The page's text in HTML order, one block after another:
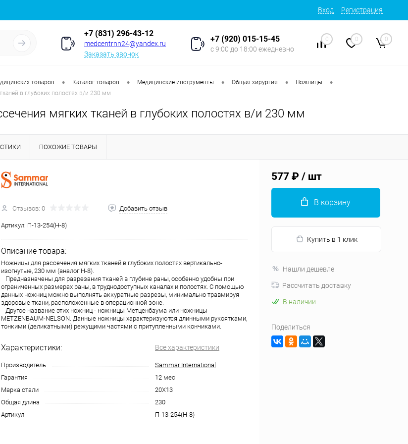
Вход Регистрация
+7 (831) 296-43-12
medcentrnn24@yandex.ru
Заказать звонок
+7 (920) 015-15-45
с 9:00 до 18:00 ежедневно
0 0 0
товаров • Каталог товаров • Медицинские инструменты • Общая хирургия • Ножницы •
в глубоких полостях в/и 230 мм
мягких тканей в глубоких полостях в/и 230 мм
ПОХОЖИЕ ТОВАРЫ
Отзывов: 0 Добавить отзыв
Артикул: П-13-254(Н-8)
Описание товара:
Ножницы для рассечения мягких тканей в глубоких полостях вертикально-
изогнутые, 230 мм (аналог Н-8).
Предназначены для разрезания тканей в глубине раны, особенно удобны при
ограниченных размерах раны, в труднодоступных каналах и полостях. С помощью
данных ножниц можно выполнять аккуратные разрезы, минимально травмируя
здоровые ткани, расположенные в операционной зоне.
Другое название этих ножниц - ножницы Метценбаума или ножницы
METZENBAUM-NELSON. Данные ножницы характеризуются длинными рукоятками,
тонкими (деликатными) режущими частями с притупленными кончиками.
Характеристики: Все характеристики
Производитель
Sammar International
Гарантия
12 мес
Марка стали
20Х13
Общая длина
230
Артикул
П-13-254(Н-8)
577 ₽ / шт
В корзину
Купить в 1 клик
Нашли дешевле
Рассчитать доставку
В наличии
Поделиться